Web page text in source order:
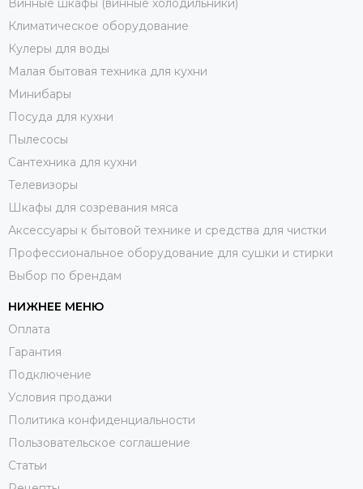
Климатическое оборудование
Кулеры для воды
Малая бытовая техника для кухни
Минибары
Посуда для кухни
Пылесосы
Сантехника для кухни
Телевизоры
Шкафы для созревания мяса
Аксессуары к бытовой технике и средства для чистки
Профессиональное оборудование для сушки и стирки
Выбор по брендам
НИЖНЕЕ МЕНЮ
Оплата
Гарантия
Подключение
Условия продажи
Политика конфиденциальности
Пользовательское соглашение
Статьи